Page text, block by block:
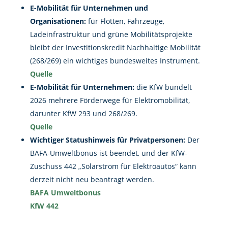
E-Mobilität für Unternehmen und
Organisationen:für Flotten, Fahrzeuge,
Ladeinfrastruktur und grüne Mobilitätsprojekte
bleibt der Investitionskredit Nachhaltige Mobilität
(268/269) ein wichtiges bundesweites Instrument.
Quelle
E-Mobilität für Unternehmen:die KfW bündelt
2026 mehrere Förderwege für Elektromobilität,
darunter KfW 293 und 268/269.
Quelle
Wichtiger Statushinweis für Privatpersonen:Der
BAFA-Umweltbonus ist beendet, und der KfW-
Zuschuss 442 „Solarstrom für Elektroautos“ kann
derzeit nicht neu beantragt werden.
BAFA Umweltbonus
KfW 442